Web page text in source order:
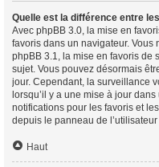
Quelle est la différence entre
Avec phpBB 3.0, la mise en
favoris dans un navigateur. Vous
phpBB 3.1, la mise en favoris de
sujet. Vous pouvez désormais
jour. Cependant, la surveillance
lorsqu’il y a une mise à jour
notifications pour les favoris et
depuis le panneau de
Haut